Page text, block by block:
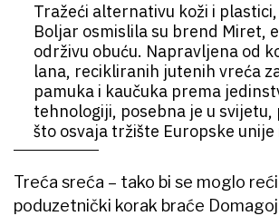
Tražeći alternativu koži i
Boljar osmislila su brend Miret,
održivu obuću. Napravljena od
lana, recikliranih jutenih vreća
pamuka i kaučuka prema
tehnologiji, posebna je u svijetu,
što osvaja tržište Europske unije
Treća sreća – tako bi se moglo
poduzetnički korak braće